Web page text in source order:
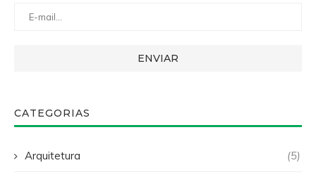
CATEGORIAS
Arquitetura (5)